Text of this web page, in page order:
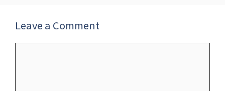
Leave a Comment